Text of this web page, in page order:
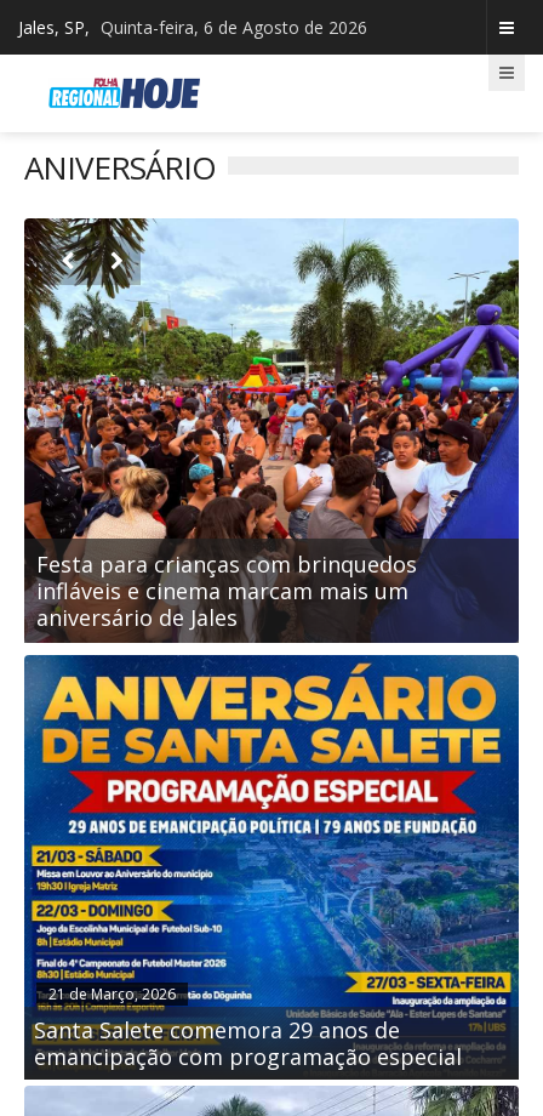
Jales, SP, Quinta-feira, 6 de Agosto de 2026
ANIVERSÁRIO
Festa para crianças com brinquedos
infláveis e cinema marcam mais um
aniversário de Jales
 
21 de Março, 2026
Santa Salete comemora 29 anos de
emancipação com programação especial